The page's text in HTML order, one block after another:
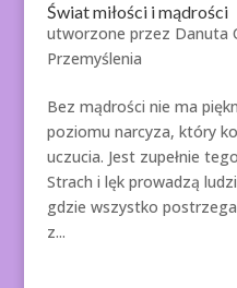
Świat miłości i mądrości
utworzone przez Danuta
Przemyślenia
Bez mądrości nie ma
poziomu narcyza, który
uczucia. Jest zupełnie
Strach i lęk prowadzą
gdzie wszystko
z...